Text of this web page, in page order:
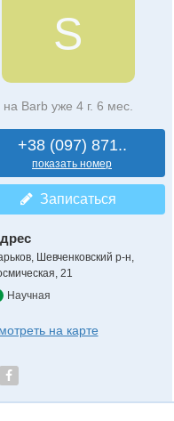
S
на Barb уже 4 г. 6 мес.
+38 (097) 871..
показать номер
Записаться
Шевченковский р-н,
21
Научная
на карте